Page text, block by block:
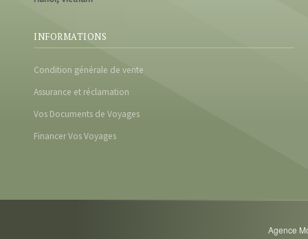
INFORMATIONS
Condition générale de vente
Assurance et réclamation
Vos Documents de Voyages
Financer Vos Voyages
Agence